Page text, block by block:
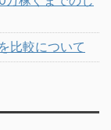
比較について